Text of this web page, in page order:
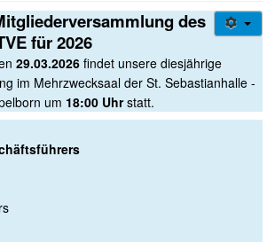
Kurse
des
für 2026
29.03.2026findet unsere diesjährige
im Mehrzwecksaal der St. Sebastianhalle -
um 18:00 Uhrstatt.